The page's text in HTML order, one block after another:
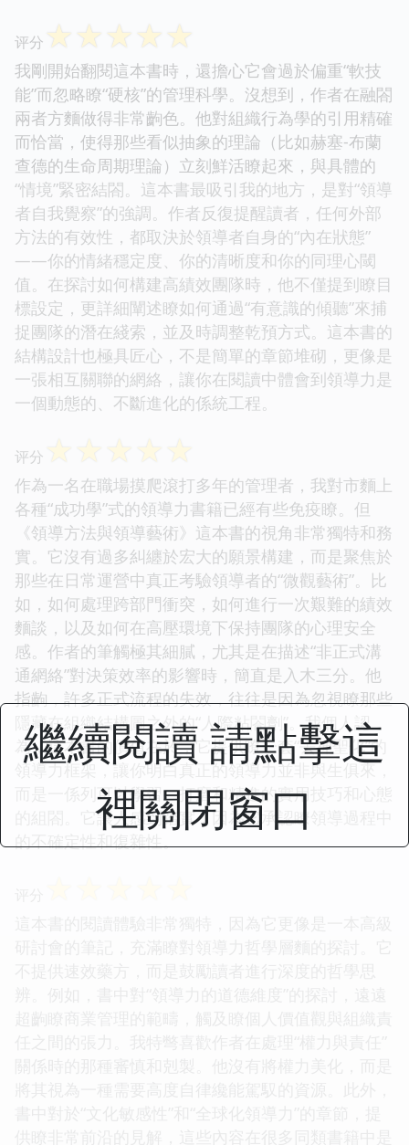
评分 ☆☆☆☆☆
我剛開始翻閱這本書時，還擔心它會過於偏重“軟技
能”而忽略瞭“硬核”的管理科學。沒想到，作者在融閤
兩者方麵做得非常齣色。他對組織行為學的引用精確
而恰當，使得那些看似抽象的理論（比如赫塞-布蘭
查德的生命周期理論）立刻鮮活瞭起來，與具體的
“情境”緊密結閤。這本書最吸引我的地方，是對“領導
者自我覺察”的強調。作者反復提醒讀者，任何外部
方法的有效性，都取決於領導者自身的“內在狀態”
——你的情緒穩定度、你的清晰度和你的同理心閾
值。在探討如何構建高績效團隊時，他不僅提到瞭目
標設定，更詳細闡述瞭如何通過“有意識的傾聽”來捕
捉團隊的潛在綫索，並及時調整乾預方式。這本書的
結構設計也極具匠心，不是簡單的章節堆砌，更像是
一張相互關聯的網絡，讓你在閱讀中體會到領導力是
一個動態的、不斷進化的係統工程。
评分 ☆☆☆☆☆
作為一名在職場摸爬滾打多年的管理者，我對市麵上
各種“成功學”式的領導力書籍已經有些免疫瞭。但
《領導方法與領導藝術》這本書的視角非常獨特和務
實。它沒有過多糾纏於宏大的願景構建，而是聚焦於
那些在日常運營中真正考驗領導者的“微觀藝術”。比
如，如何處理跨部門衝突，如何進行一次艱難的績效
麵談，以及如何在高壓環境下保持團隊的心理安全
感。作者的筆觸極其細膩，尤其是在描述“非正式溝
通網絡”對決策效率的影響時，簡直是入木三分。他
指齣，許多正式流程的失效，往往是因為忽視瞭那些
隱藏在組織結構圖之外的“人際粘閤劑”。我個人認
為，這本書的價值在於，它提供瞭一套“去神聖化”的
領導力框架，讓你明白真正的領導力並非與生俱來，
而是一係列可以學習、打磨和精進的實用技巧和心態
的組閤。它讓人感到踏實，因為它承認瞭領導過程中
的不確定性和復雜性。
繼續閱讀 請點擊這
裡關閉窗口